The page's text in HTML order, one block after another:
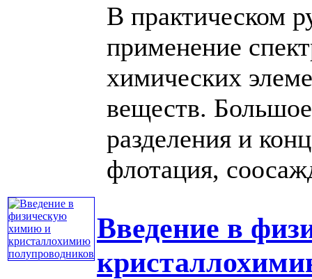
В практическом
применение
химических
веществ.
разделения и
флотация,
Введение в